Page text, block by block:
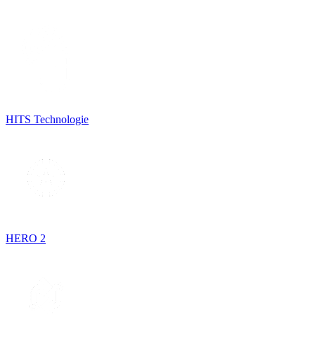
HITS Technologie
HERO 2